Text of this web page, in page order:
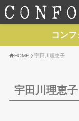
コン
HOME 宇田川理恵子
宇田川理恵子